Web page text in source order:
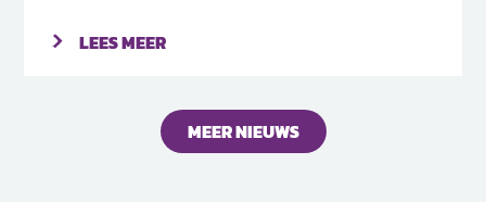
verontrustende conclusies van de Ranglijst
LEES MEER
MEER NIEUWS